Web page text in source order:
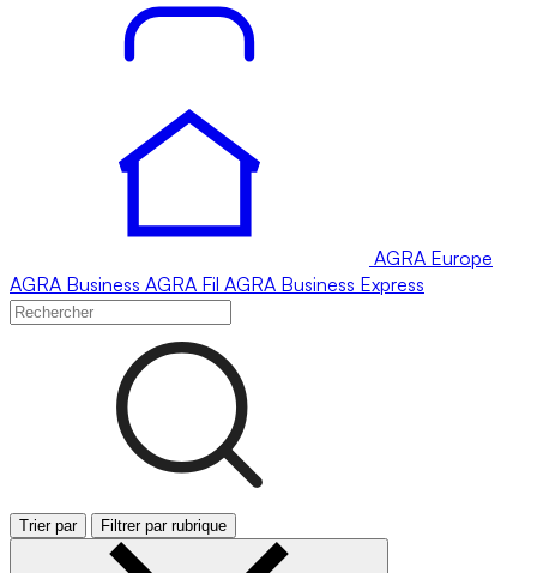
AGRA Europe
AGRA Business AGRA Fil AGRA Business Express
Trier par Filtrer par rubrique